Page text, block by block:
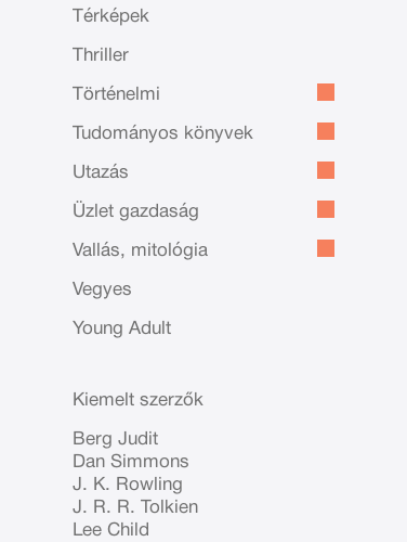
Térképek
Thriller
Történelmi
Tudományos könyvek
Utazás
Üzlet gazdaság
Vallás, mitológia
Vegyes
Young Adult
Kiemelt szerzők
Berg Judit
Dan Simmons
J. K. Rowling
J. R. R. Tolkien
Lee Child